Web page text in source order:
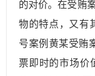
的对价。在受贿
物的特点，又有
号案例黄某受贿
票即时的市场价